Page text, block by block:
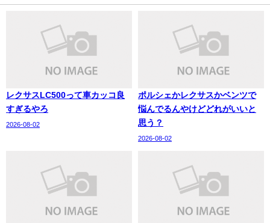
レクサスLC500って車カッコ良
すぎるやろ
2026-08-02
ポルシェかレクサスかベンツで
悩んでるんやけどどれがいいと
思う？
2026-08-02